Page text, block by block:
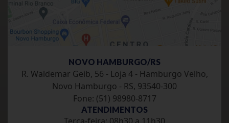
NOVO HAMBURGO/RS
R. Waldemar Geib, 56 - Loja 4 - Hamburgo Velho,
Novo Hamburgo - RS, 93540-300
Fone: (51) 98980-8717
ATENDIMENTOS